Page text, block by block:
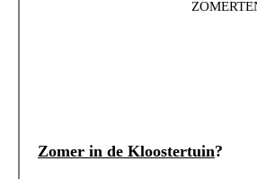
Zomer in de Kloostertuin?